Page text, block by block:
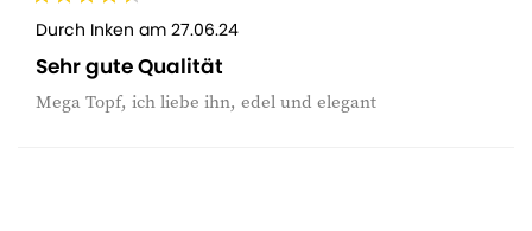
Durch Inken am 27.06.24
Sehr gute Qualität
Mega Topf, ich liebe ihn, edel und elegant